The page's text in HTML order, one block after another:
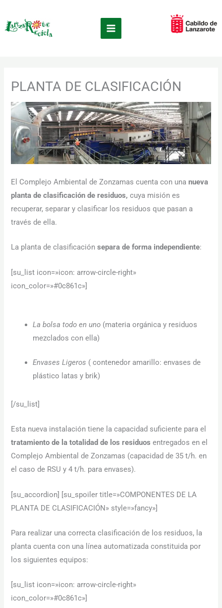
contenido
PLANTA DE CLASIFICACIÓN
El Complejo Ambiental de Zonzamas cuenta con unanueva
planta de clasificación de residuos, cuya misión es
recuperar, separar y clasificar los residuos que pasan a
través de ella.
La planta de clasificación separa de forma independiente:
[su_list icon=»icon: arrow-circle-right»
icon_color=»#0c861c»]
La bolsa todo en uno (materia orgánica y residuos
mezclados con ella)
Envases Ligeros ( contenedor amarillo: envases de
plástico latas y brik)
[/su_list]
Esta nueva instalación tiene la capacidad suficiente para el
tratamiento de la totalidad de los residuos entregados en el
Complejo Ambiental de Zonzamas (capacidad de 35 t/h. en
el caso de RSU y 4 t/h. para envases).
[su_accordion] [su_spoiler title=»COMPONENTES DE LA
PLANTA DE CLASIFICACIÓN» style=»fancy»]
Para realizar una correcta clasificación de los residuos, la
planta cuenta con una línea automatizada constituida por
los siguientes equipos:
[su_list icon=»icon: arrow-circle-right»
icon_color=»#0c861c»]
Necesarias
Estas
Son
Estadísticas
Para que
podamos
mejorar la
funcionalidad
base a cómo
se usa la web.
Para que
durante tu